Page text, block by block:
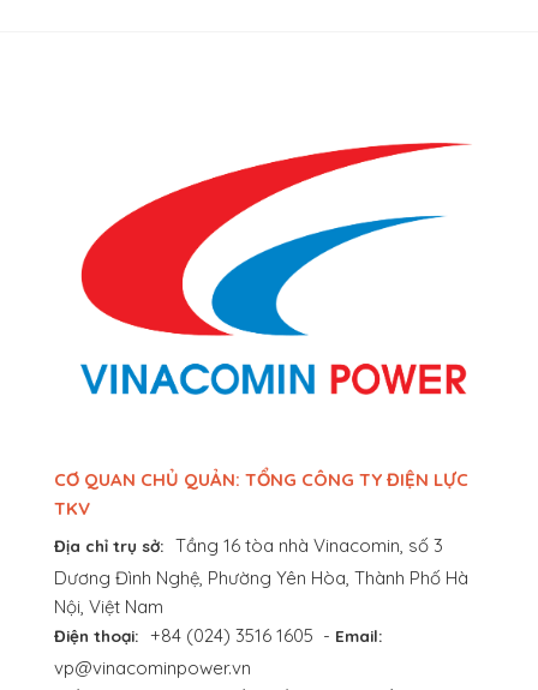
CƠ QUAN CHỦ QUẢN: TỔNG CÔNG TY ĐIỆN LỰC
TKV
Địa chỉ trụ sở: Tầng 16 tòa nhà Vinacomin, số 3
Dương Đình Nghệ, Phường Yên Hòa, Thành Phố Hà
Nội, Việt Nam
Điện thoại: +84 (024) 3516 1605 - Email:
vp@vinacominpower.vn